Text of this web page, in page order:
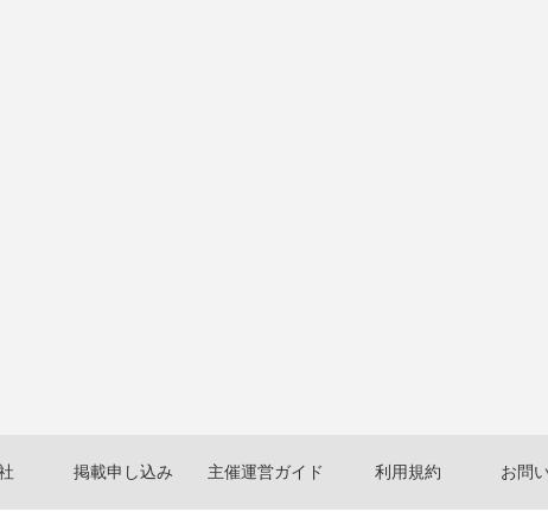
掲載申し込み 主催運営ガイド 利用規約 お問